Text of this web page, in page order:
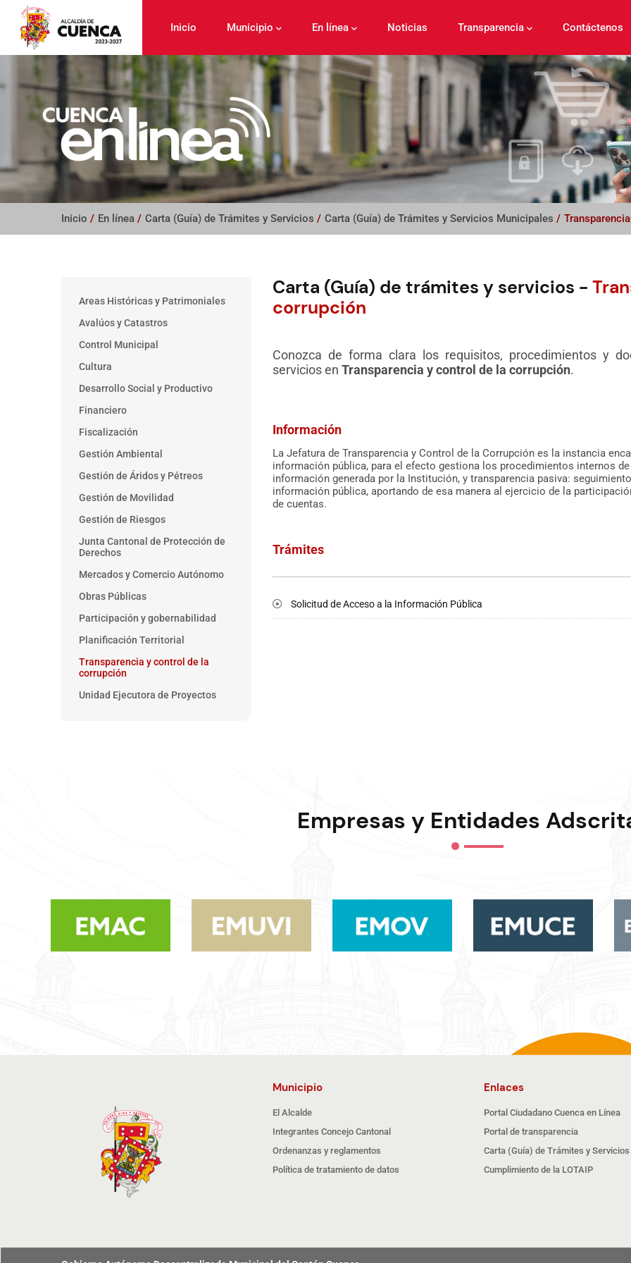
contenido
principal
Inicio Municipio En línea Noticias Transparencia Contáctenos
Inicio / En línea / Carta (Guía) de Trámites y Servicios / Carta (Guía) de Trámites y Servicios Municipales /
Carta (Guía) de trámites y servicios -
corrupción
Conozca de forma clara los requisitos, procedimientos y
servicios en Transparencia y control de la corrupción.
Información
La Jefatura de Transparencia y Control de la Corrupción es la instancia
información pública, para el efecto gestiona los procedimientos internos
información generada por la Institución, y transparencia pasiva:
información pública, aportando de esa manera al ejercicio de la
de cuentas.
Trámites
Solicitud de Acceso a la Información Pública
Main
Areas Históricas y Patrimoniales
Avalúos y Catastros
Control Municipal
Cultura
Desarrollo Social y Productivo
Financiero
Fiscalización
Gestión Ambiental
Gestión de Áridos y Pétreos
Gestión de Movilidad
Gestión de Riesgos
Junta Cantonal de Protección de
Derechos
Mercados y Comercio Autónomo
Obras Públicas
Participación y gobernabilidad
Planificación Territorial
Transparencia y control de la
corrupción
Unidad Ejecutora de Proyectos
Empresas y Entidades
Municipio
El Alcalde
Integrantes Concejo Cantonal
Ordenanzas y reglamentos
Política de tratamiento de datos
Enlaces
Portal Ciudadano Cuenca en Línea
Portal de transparencia
Carta (Guía) de Trámites y Servicios
Cumplimiento de la LOTAIP